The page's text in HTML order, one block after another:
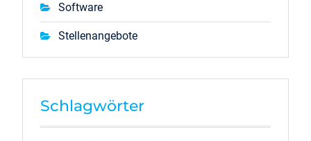
Software
Stellenangebote
Schlagwörter